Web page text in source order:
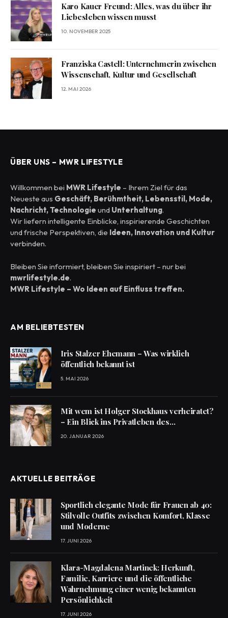
Karo Kauer Freund: Alles, was du über ihr
Liebesleben wissen musst
10. NOVEMBER 2025
Franziska Castell: Unternehmerin zwischen
Wissenschaft, Kultur und Gesellschaft
12. MAI 2026
ÜBER UNS – MWR LIFESTYLE
Willkommen bei MWR Lifestyle – Ihrem Ziel für das
Neueste aus Geschäft, Berühmtheit, Lebensstil, Mode,
Nachricht, Technologie und Unterhaltung.
Wir liefern intelligente Einblicke, inspirierende Geschichten
und frische Perspektiven, die Ideen, Innovation und Kultur
verbinden.
Bleiben Sie informiert, bleiben Sie inspiriert – nur bei
mwrlifestyle.de.
MWR Lifestyle – Wo Ideen auf Einfluss treffen.
AM BELIEBTESTEN
Iris Stalzer Ehemann – Was wirklich
öffentlich bekannt ist
5. MAI 2026
Mit wem ist Holger Stockhaus verheiratet?
– Ein Blick ins Privatleben des
Schauspielers
20. JANUAR 2026
AKTUELLE BEITRÄGE
Sportlich elegante Mode für Frauen ab 40:
Stilvolle Outfits zwischen Komfort, Klasse
und Moderne
17. JUNI 2026
Klara-Magdalena Martinek: Herkunft,
Familie, Karriere und die öffentliche
Wahrnehmung einer wenig bekannten
Persönlichkeit
17. JUNI 2026